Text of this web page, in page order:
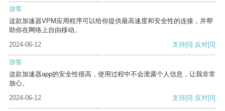
游客
这款加速器VPM应用程序可以给你提供最高速度和安全性的连接，并帮
助你在网络上自由移动。
2024-06-12
支持[0] 反对[0]
游客
这款加速器app的安全性很高，使用过程中不会泄露个人信息，让我非常
放心。
2024-06-12
支持[0] 反对[0]